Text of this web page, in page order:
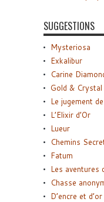
SUGGESTIONS
Mysteriosa
Exkalibur
Carine
Gold & Crystal
Le jugement
L’Elixir d’Or
Lueur
Chemins
Fatum
Les aventures
Chasse
D’encre et d’or